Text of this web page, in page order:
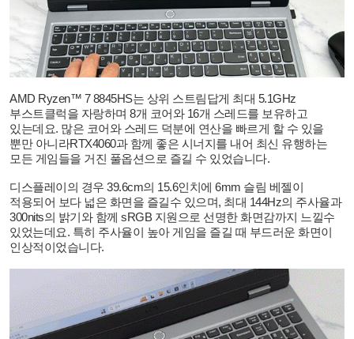
AMD Ryzen™ 7 8845HS는 상위 스트림답게 최대 5.1GHz
부스트클럭을 자랑하며 8개 코어와16개 스레드를 보유하고
있는데요. 많은 코어와 스레드 덕분에 연산을 빠르게 할 수 있을
뿐만 아니라RTX4060과 함께 좋은 시너지를 내어 최신 유행하는
모든 게임들을 거진 풀옵션으로 즐길 수 있었습니다.
디스플레이의 경우 39.6cm의 15.6인치에 6mm 슬림 베젤이
적용되어 보다 넓은 화면을 즐길수 있으며, 최대 144Hz의 주사율과
300nits의 밝기와 함께 sRGB 지원으로 선명한 화면감까지 느낄수
있었는데요. 특히 주사율이 높아 게임을 즐길 때 부드러운 화면이
인상적이었습니다.